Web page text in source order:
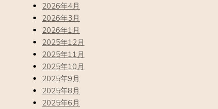
2026年4月
2026年3月
2026年1月
2025年12月
2025年11月
2025年10月
2025年9月
2025年8月
2025年6月